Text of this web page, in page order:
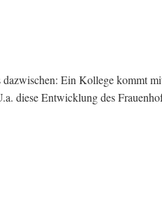
Ein Kollege kommt
diese Entwicklung des